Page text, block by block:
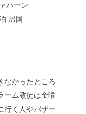
ァハーン
帰国
なかったところ
ーム教徒は金曜
行く人やバザー